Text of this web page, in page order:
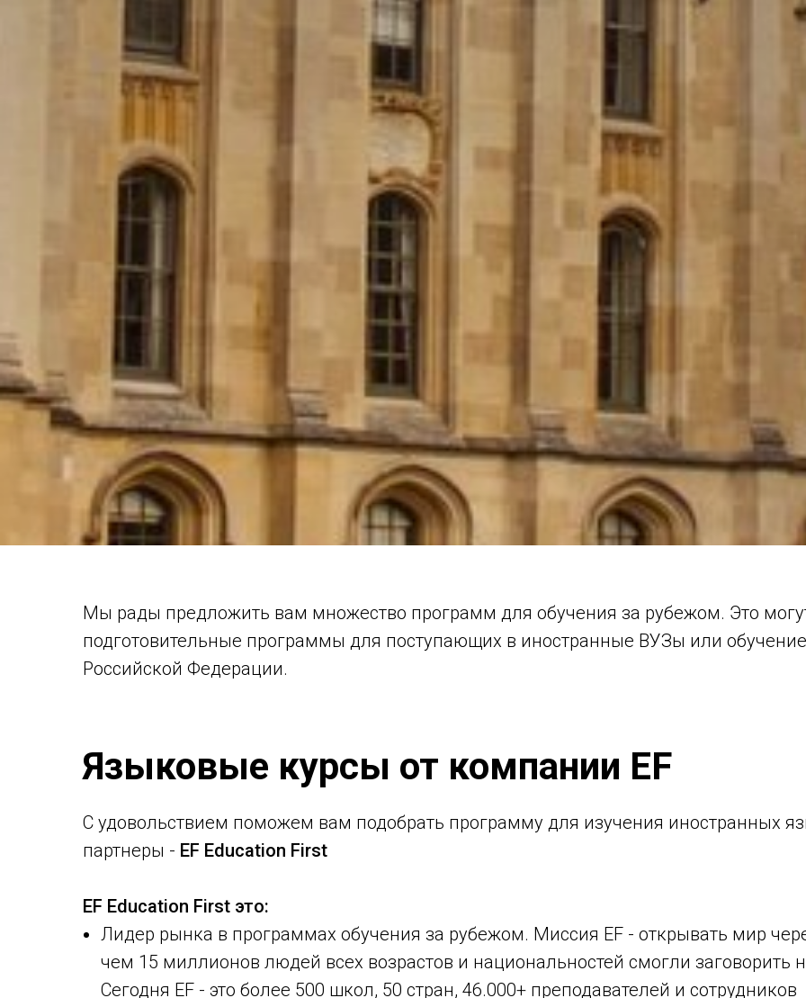
Мы рады предложить вам множество программ для обучения за рубежом. Это
подготовительные программы для поступающих в иностранные ВУЗы или
Российской Федерации.
Языковые курсы от компании EF
С удовольствием поможем вам подобрать программу для изучения иностранных
партнеры - EF Education First
EF Education First это:
Лидер рынка в программах обучения за рубежом. Миссия EF - открывать мир
чем 15 миллионов людей всех возрастов и национальностей смогли заговорить
Сегодня EF - это более 500 школ, 50 стран, 46.000+ преподавателей и сотрудников